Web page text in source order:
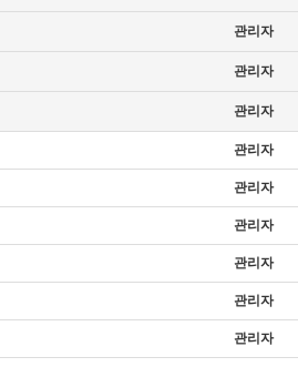
관리자
관리자
관리자
관리자
관리자
관리자
관리자
관리자
관리자